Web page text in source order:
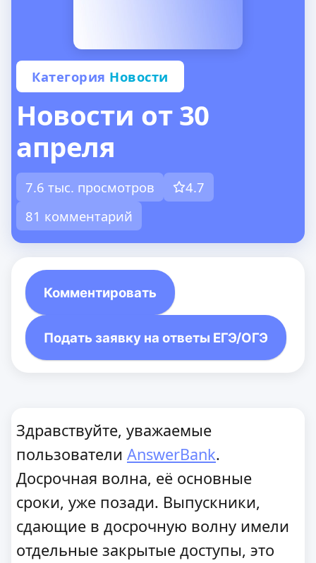
Категория Новости
Новости от 30
апреля
7.6 тыс. просмотров
4.7
81 комментарий
Комментировать
Подать заявку на ответы ЕГЭ/ОГЭ
Здравствуйте, уважаемые
пользователи AnswerBank.
Досрочная волна, её основные
сроки, уже позади. Выпускники,
сдающие в досрочную волну имели
отдельные закрытые доступы, это